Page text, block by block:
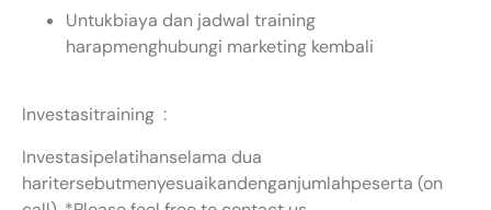
Untukbiaya dan jadwal training
harapmenghubungi marketing kembali
Investasitraining :
Investasipelatihanselama dua
haritersebutmenyesuaikandenganjumlahpeserta (on